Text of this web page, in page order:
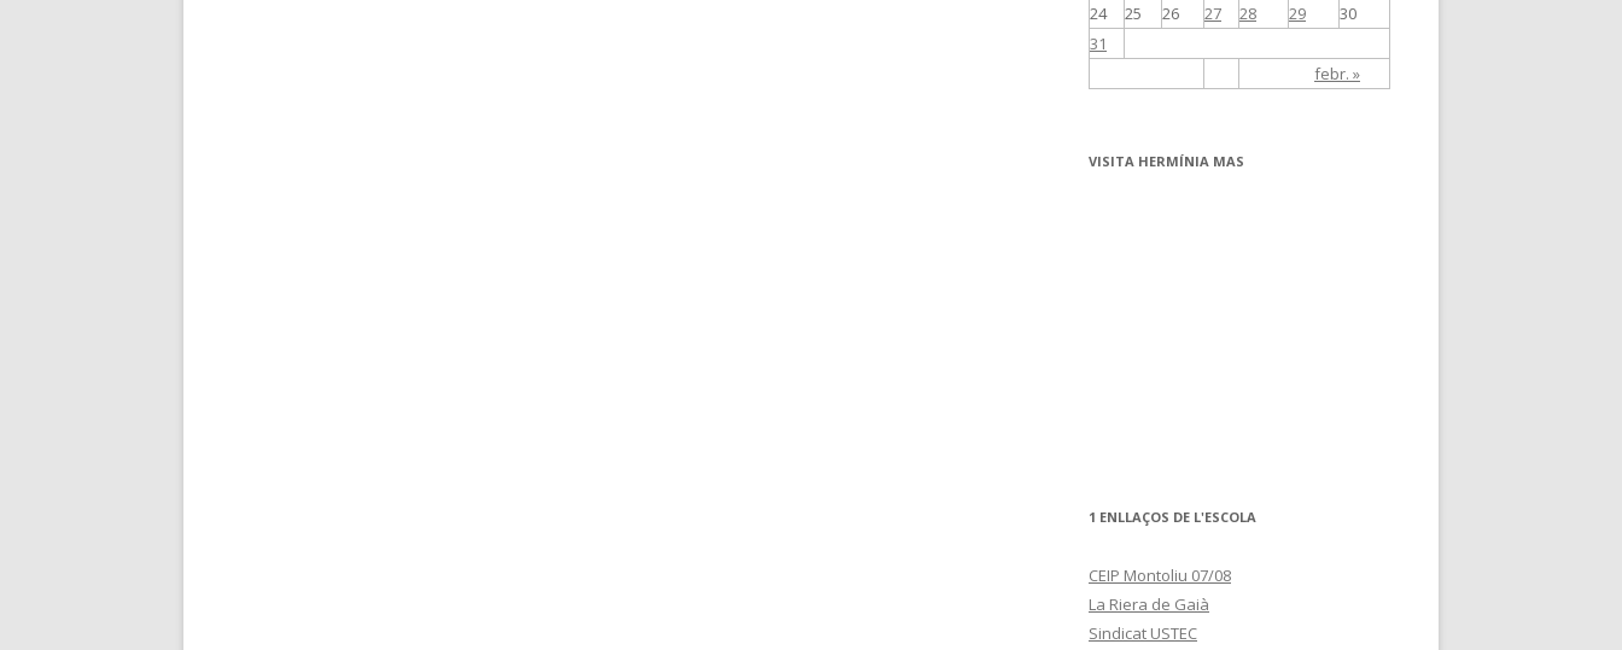
febr. »
24
25 26 27 28 29
30
31
VISITA HERMÍNIA MAS
1 ENLLAÇOS DE L'ESCOLA
CEIP Montoliu 07/08
La Riera de Gaià
Sindicat USTEC